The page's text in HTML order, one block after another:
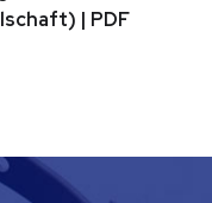
| PDF